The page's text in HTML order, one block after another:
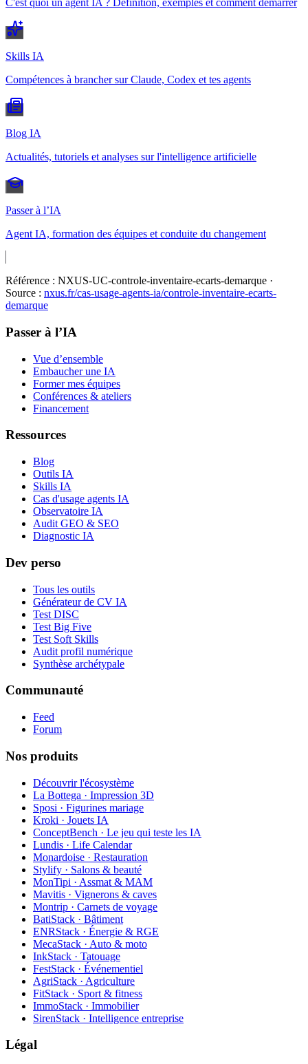
C'est quoi un agent IA ? Définition, exemples et comment démarrer
Skills IA
Compétences à brancher sur Claude, Codex et tes agents
Blog IA
Actualités, tutoriels et analyses sur l'intelligence artificielle
Passer à l’IA
Agent IA, formation des équipes et conduite du changement
Référence : NXUS-UC-controle-inventaire-ecarts-demarque ·
Source : nxus.fr/cas-usage-agents-ia/controle-inventaire-ecarts-
demarque
Passer à l’IA
Vue d’ensemble
Embaucher une IA
Former mes équipes
Conférences & ateliers
Financement
Ressources
Blog
Outils IA
Skills IA
Cas d'usage agents IA
Observatoire IA
Audit GEO & SEO
Diagnostic IA
Dev perso
Tous les outils
Générateur de CV IA
Test DISC
Test Big Five
Test Soft Skills
Audit profil numérique
Synthèse archétypale
Communauté
Feed
Forum
Nos produits
Découvrir l'écosystème
La Bottega · Impression 3D
Sposi · Figurines mariage
Kroki · Jouets IA
ConceptBench · Le jeu qui teste les IA
Lundis · Life Calendar
Monardoise · Restauration
Stylify · Salons & beauté
MonTipi · Assmat & MAM
Mavitis · Vignerons & caves
Montrip · Carnets de voyage
BatiStack · Bâtiment
ENRStack · Énergie & RGE
MecaStack · Auto & moto
InkStack · Tatouage
FestStack · Événementiel
AgriStack · Agriculture
FitStack · Sport & fitness
ImmoStack · Immobilier
SirenStack · Intelligence entreprise
Légal